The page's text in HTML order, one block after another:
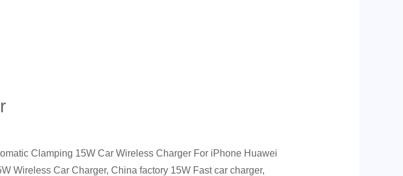
Clamping 15W Car Wireless Charger For iPhone Huawei
Wireless Car Charger, China factory 15W Fast car charger,